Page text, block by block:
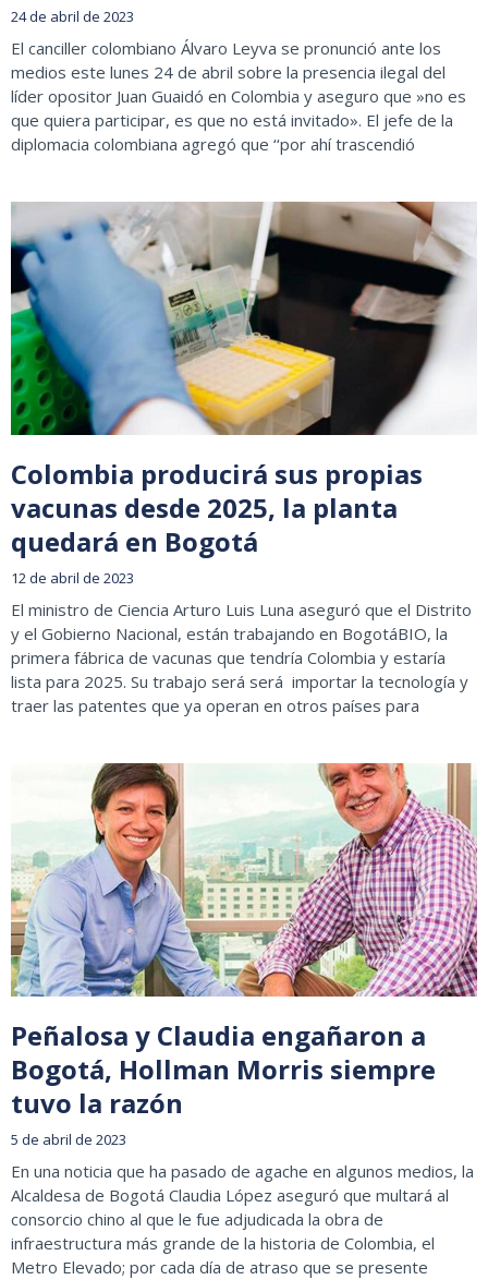
24 de abril de 2023
El canciller colombiano Álvaro Leyva se pronunció ante los
medios este lunes 24 de abril sobre la presencia ilegal del
líder opositor Juan Guaidó en Colombia y aseguro que »no es
que quiera participar, es que no está invitado». El jefe de la
diplomacia colombiana agregó que ‘‘por ahí trascendió
Colombia producirá sus propias
vacunas desde 2025, la planta
quedará en Bogotá
12 de abril de 2023
El ministro de Ciencia Arturo Luis Luna aseguró que el Distrito
y el Gobierno Nacional, están trabajando en BogotáBIO, la
primera fábrica de vacunas que tendría Colombia y estaría
lista para 2025. Su trabajo será será importar la tecnología y
traer las patentes que ya operan en otros países para
Peñalosa y Claudia engañaron a
Bogotá, Hollman Morris siempre
tuvo la razón
5 de abril de 2023
En una noticia que ha pasado de agache en algunos medios, la
Alcaldesa de Bogotá Claudia López aseguró que multará al
consorcio chino al que le fue adjudicada la obra de
infraestructura más grande de la historia de Colombia, el
Metro Elevado; por cada día de atraso que se presente